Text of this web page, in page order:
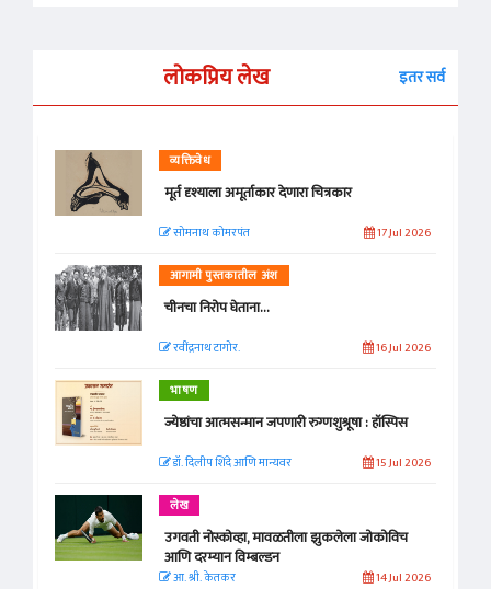
लोकप्रिय लेख इतर सर्व
व्यक्तिवेध
मूर्त दृश्याला अमूर्ताकार देणारा चित्रकार
सोमनाथ कोमरपंत 17 Jul 2026
आगामी पुस्तकातील अंश
चीनचा निरोप घेताना...
रवींद्रनाथ टागोर. 16 Jul 2026
भाषण
ज्येष्ठांचा आत्मसन्मान जपणारी रुग्णशुश्रूषा : हॉस्पिस
डॉ. दिलीप शिंदे आणि मान्यवर 15 Jul 2026
लेख
उगवती नोस्कोव्हा, मावळतीला झुकलेला जोकोविच
आणि दरम्यान विम्बल्डन
आ. श्री. केतकर 14 Jul 2026